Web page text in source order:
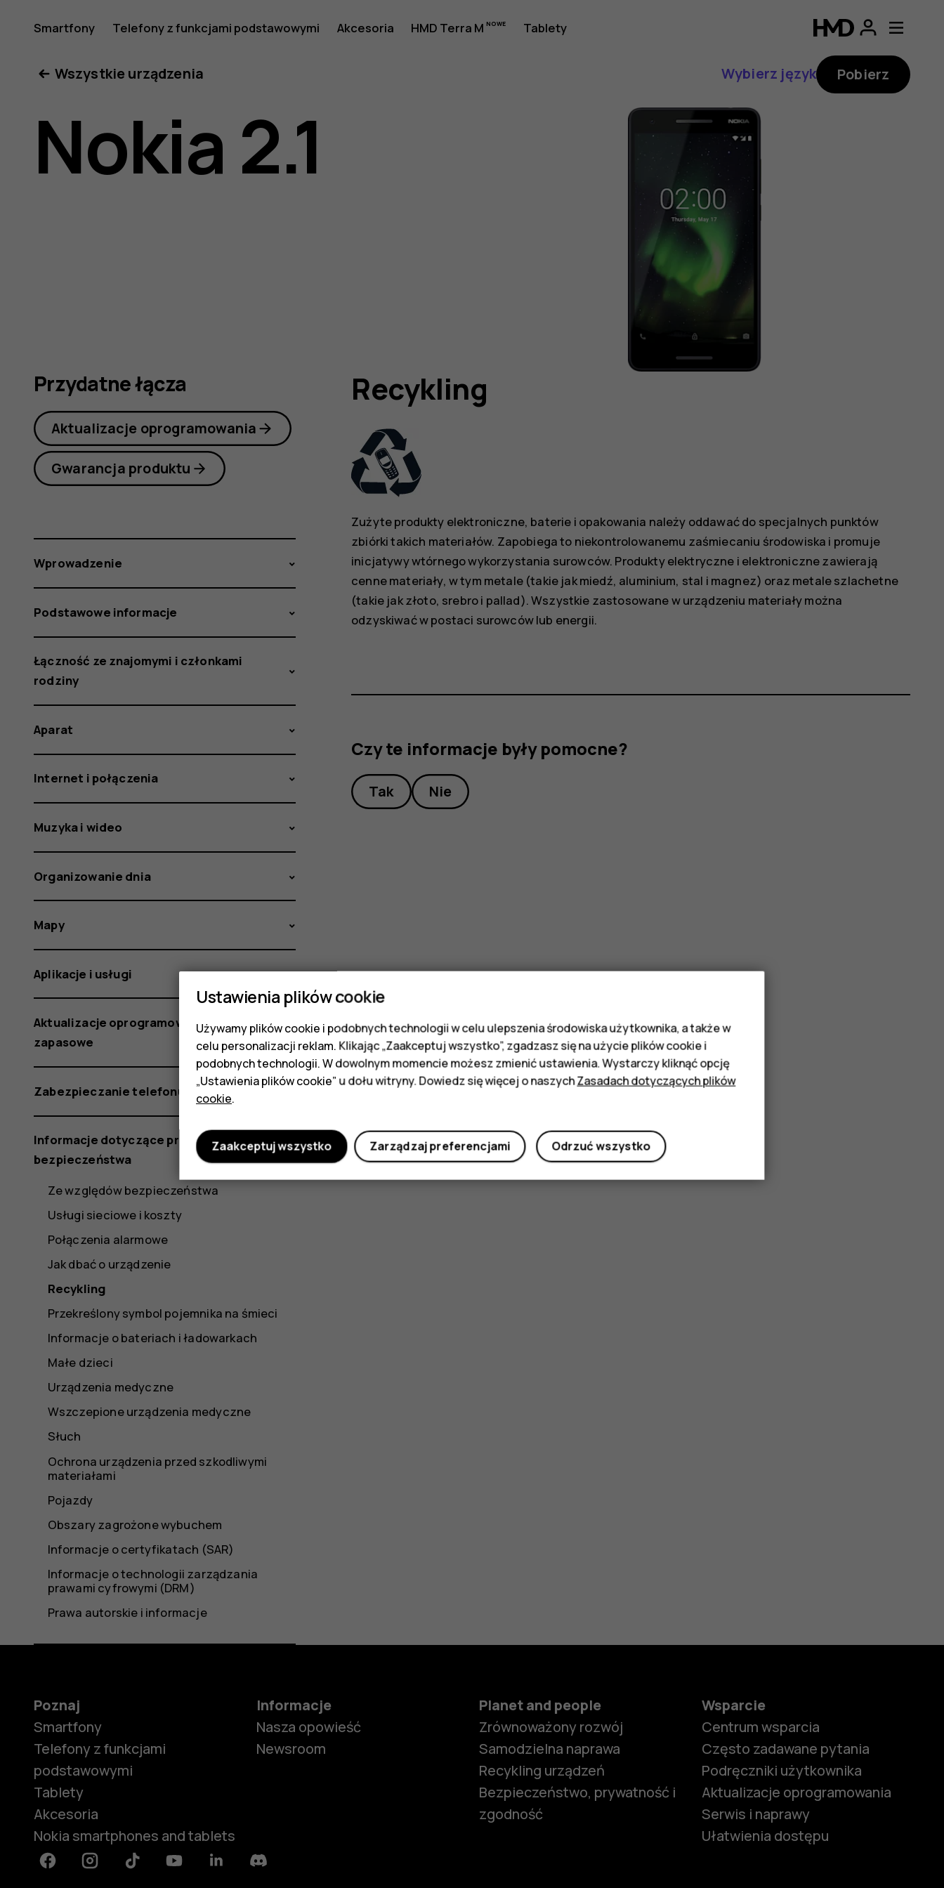
Nokia
2.1
—
Smartfony Telefony z funkcjami podstawowymi Akcesoria HMD Terra M Tablety
Wszystkie urządzenia
Wybierz język Pobierz
Nokia 2.1
Recykling
Zużyte produkty elektroniczne, baterie i opakowania należy oddawać do specjalnych punktów
zbiórki takich materiałów. Zapobiega to niekontrolowanemu zaśmiecaniu środowiska i promuje
inicjatywy wtórnego wykorzystania surowców. Produkty elektryczne i elektroniczne zawierają
cenne materiały, w tym metale (takie jak miedź, aluminium, stal i magnez) oraz metale szlachetne
(takie jak złoto, srebro i pallad). Wszystkie zastosowane w urządzeniu materiały można
odzyskiwać w postaci surowców lub energii.
Czy te informacje były pomocne?
Tak Nie
Przydatne łącza
Aktualizacje oprogramowania
Gwarancja produktu
Wprowadzenie
Podstawowe informacje
Łączność ze znajomymi i członkami
rodziny
Aparat
Internet i połączenia
Muzyka i wideo
Organizowanie dnia
Mapy
Aplikacje i usługi
Aktualizacje oprogramowania i kopie
zapasowe
Zabezpieczanie telefonu
Informacje dotyczące produktu i
bezpieczeństwa
Ze względów bezpieczeństwa
Usługi sieciowe i koszty
Połączenia alarmowe
Jak dbać o urządzenie
Recykling
Przekreślony symbol pojemnika na śmieci
Informacje o bateriach i ładowarkach
Małe dzieci
Urządzenia medyczne
Wszczepione urządzenia medyczne
Słuch
Ochrona urządzenia przed szkodliwymi
materiałami
Pojazdy
Obszary zagrożone wybuchem
Informacje o certyfikatach (SAR)
Informacje o technologii zarządzania
prawami cyfrowymi (DRM)
Prawa autorskie i informacje
Poznaj
Smartfony
Telefony z funkcjami
podstawowymi
Tablety
Akcesoria
Nokia smartphones and tablets
Informacje
Nasza opowieść
Newsroom
Planet and people
Zrównoważony rozwój
Samodzielna naprawa
Recykling urządzeń
Bezpieczeństwo, prywatność i
zgodność
Wsparcie
Centrum wsparcia
Często zadawane pytania
Podręczniki użytkownika
Aktualizacje oprogramowania
Serwis i naprawy
Ułatwienia dostępu
FacebookInstagramTiktok YoutubeLinkedinDiscord
Ustawienia plików cookie
Używamy plików cookie i podobnych technologii w celu ulepszenia środowiska użytkownika, a także w
celu personalizacji reklam. Klikając „Zaakceptuj wszystko”, zgadzasz się na użycie plików cookie i
podobnych technologii. W dowolnym momencie możesz zmienić ustawienia. Wystarczy kliknąć opcję
„Ustawienia plików cookie” u dołu witryny. Dowiedz się więcej o naszychZasadach dotyczących plików
cookie.
Odrzuć wszystko
Zarządzaj preferencjami
Zaakceptuj wszystko